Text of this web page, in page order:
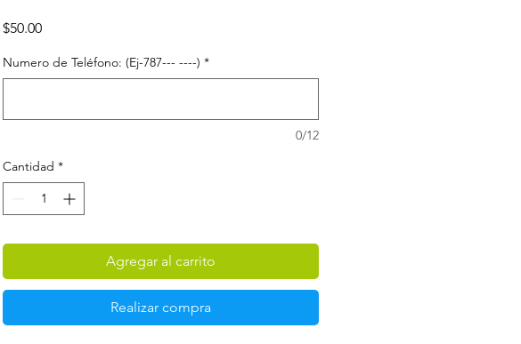
$50.00Precio
Numero de Teléfono: (Ej-787--- ----) *
0/12
Cantidad *
Agregar al carrito
Realizar compra